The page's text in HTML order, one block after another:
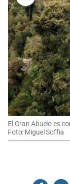
El Gran Abuelo es
Foto: Miguel Soffia